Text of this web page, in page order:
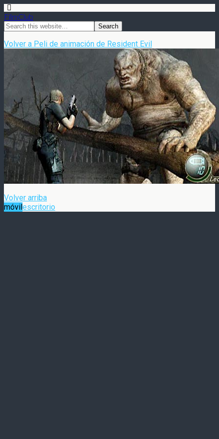
FilmClub
Volver a Peli de animación de Resident Evil
Volver arriba
móvilescritorio